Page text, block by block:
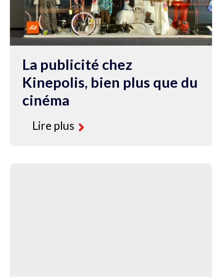
La publicité chez
Kinepolis, bien plus que du
cinéma
Lire plus